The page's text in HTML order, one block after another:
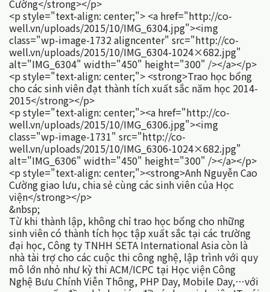
Cường</strong></p>
<p style="text-align: center;"> <a href="http://co-
well.vn/uploads/2015/10/IMG_6304.jpg"><img
class="wp-image-1732 aligncenter" src="http://co-
well.vn/uploads/2015/10/IMG_6304-1024×682.jpg"
alt="IMG_6304" width="450" height="300" /></a></p>
<p style="text-align: center;"> <strong>Trao học bổng
cho các sinh viên đạt thành tích xuất sắc năm học 2014-
2015</strong></p>
<p style="text-align: center;"><a href="http://co-
well.vn/uploads/2015/10/IMG_6306.jpg"><img
class="wp-image-1731" src="http://co-
well.vn/uploads/2015/10/IMG_6306-1024×682.jpg"
alt="IMG_6306" width="450" height="300" /></a></p>
<p style="text-align: center;"><strong>Anh Nguyễn Cao
Cường giao lưu, chia sẻ cùng các sinh viên của Học
viện</strong></p>
&nbsp;
Từ khi thành lập, không chỉ trao học bổng cho những
sinh viên có thành tích học tập xuất sắc tại các trường
đại học, Công ty TNHH SETA International Asia còn là
nhà tài trợ cho các cuộc thi công nghệ, lập trình với quy
mô lớn nhỏ như kỳ thi ACM/ICPC tại Học viện Công
Nghệ Bưu Chính Viễn Thông, PHP Day, Mobile Day,…với